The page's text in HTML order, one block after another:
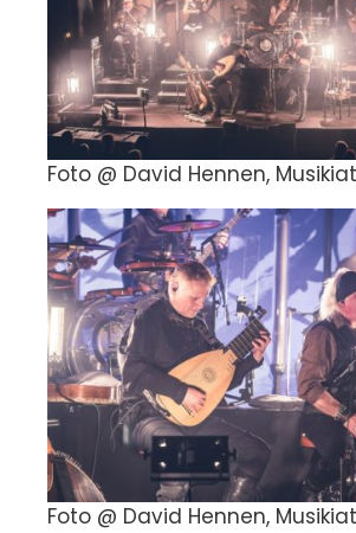
Foto @ David Hennen,
Foto @ David Hennen,